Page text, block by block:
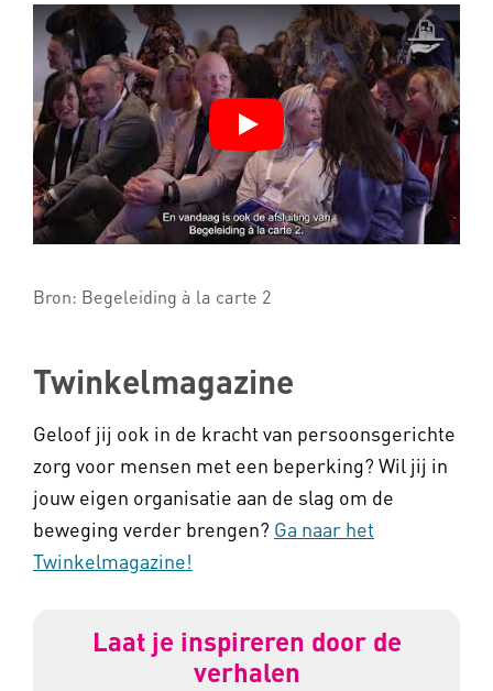
Bron: Begeleiding à la carte 2
Twinkelmagazine
Geloof jij ook in de kracht van persoonsgerichte
zorg voor mensen met een beperking? Wil jij in
jouw eigen organisatie aan de slag om de
beweging verder brengen? Ga naar het
Twinkelmagazine!
Laat je inspireren door de
verhalen